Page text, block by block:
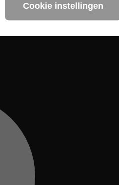
Cookie instellingen